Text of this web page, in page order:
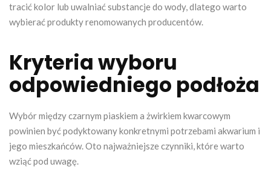
tracić kolor lub uwalniać substancje do wody, dlatego warto
wybierać produkty renomowanych producentów.
Kryteria wyboru
odpowiedniego podłoża
Wybór między czarnym piaskiem a żwirkiem kwarcowym
powinien być podyktowany konkretnymi potrzebami akwarium i
jego mieszkańców. Oto najważniejsze czynniki, które warto
wziąć pod uwagę.